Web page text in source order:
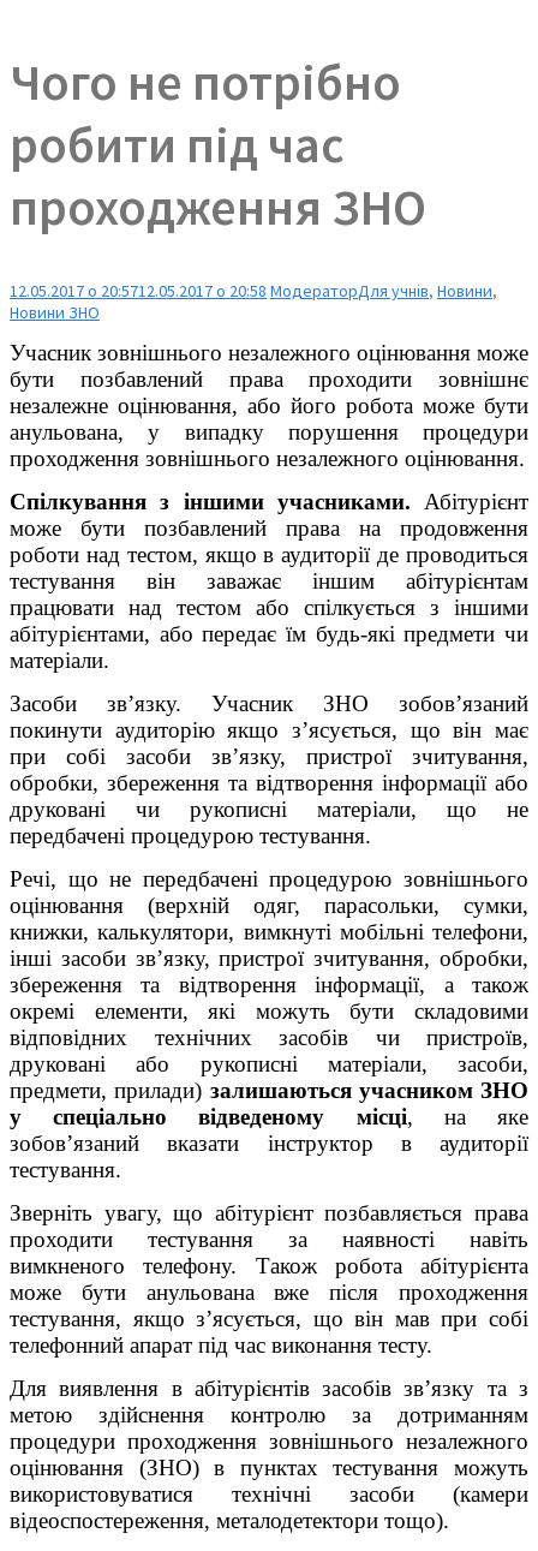
Чого не потрібно
робити під час
проходження ЗНО
12.05.2017 о 20:5712.05.2017 о 20:58 МодераторДля учнів, Новини,
Новини ЗНО
Учасник зовнішнього незалежного оцінювання може
бути позбавлений права проходити зовнішнє
незалежне оцінювання, або його робота може бути
анульована, у випадку порушення процедури
проходження зовнішнього незалежного оцінювання.
Спілкування з іншими учасниками. Абітурієнт
може бути позбавлений права на продовження
роботи над тестом, якщо в аудиторії де проводиться
тестування він заважає іншим абітурієнтам
працювати над тестом або спілкується з іншими
абітурієнтами, або передає їм будь-які предмети чи
матеріали.
Засоби зв’язку. Учасник ЗНО зобов’язаний
покинути аудиторію якщо з’ясується, що він має
при собі засоби зв’язку, пристрої зчитування,
обробки, збереження та відтворення інформації або
друковані чи рукописні матеріали, що не
передбачені процедурою тестування.
Речі, що не передбачені процедурою зовнішнього
оцінювання (верхній одяг, парасольки, сумки,
книжки, калькулятори, вимкнуті мобільні телефони,
інші засоби зв’язку, пристрої зчитування, обробки,
збереження та відтворення інформації, а також
окремі елементи, які можуть бути складовими
відповідних технічних засобів чи пристроїв,
друковані або рукописні матеріали, засоби,
предмети, прилади) залишаються учасником ЗНО
у спеціально відведеному місці, на яке
зобов’язаний вказати інструктор в аудиторії
тестування.
Зверніть увагу, що абітурієнт позбавляється права
проходити тестування за наявності навіть
вимкненого телефону. Також робота абітурієнта
може бути анульована вже після проходження
тестування, якщо з’ясується, що він мав при собі
телефонний апарат під час виконання тесту.
Для виявлення в абітурієнтів засобів зв’язку та з
метою здійснення контролю за дотриманням
процедури проходження зовнішнього незалежного
оцінювання (ЗНО) в пунктах тестування можуть
використовуватися технічні засоби (камери
відеоспостереження, металодетектори тощо).